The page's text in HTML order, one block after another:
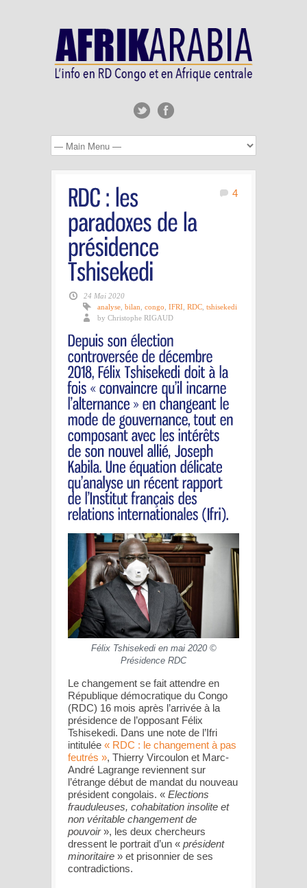
4
24 Mai 2020
analyse bilan congo IFRI RDC tshisekedi
by Christophe RIGAUD
Félix Tshisekedi en mai 2020 ©
Présidence RDC
Le changement se fait attendre en
République démocratique du Congo
(RDC) 16 mois après l’arrivée à la
présidence de l’opposant Félix
Tshisekedi. Dans une note de l’Ifri
intitulée « RDC : le changement à pas
feutrés », Thierry Vircoulon et Marc-
André Lagrange reviennent sur
l’étrange début de mandat du nouveau
président congolais. « Elections
frauduleuses, cohabitation insolite et
non véritable changement de
pouvoir», les deux chercheurs
dressent le portrait d’un « président
minoritaire » et prisonnier de ses
contradictions.